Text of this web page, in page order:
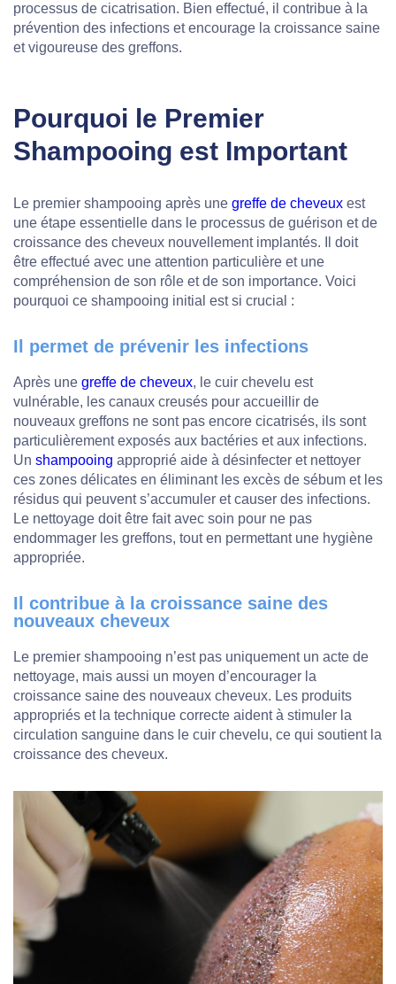
processus de cicatrisation. Bien effectué, il contribue à la
prévention des infections et encourage la croissance saine
et vigoureuse des greffons.
Pourquoi le Premier
Shampooing est Important
Le premier shampooing après une greffe de cheveux est
une étape essentielle dans le processus de guérison et de
croissance des cheveux nouvellement implantés. Il doit
être effectué avec une attention particulière et une
compréhension de son rôle et de son importance. Voici
pourquoi ce shampooing initial est si crucial :
Il permet de prévenir les infections
Après une greffe de cheveux, le cuir chevelu est
vulnérable, les canaux creusés pour accueillir de
nouveaux greffons ne sont pas encore cicatrisés, ils sont
particulièrement exposés aux bactéries et aux infections.
Un shampooing approprié aide à désinfecter et nettoyer
ces zones délicates en éliminant les excès de sébum et les
résidus qui peuvent s’accumuler et causer des infections.
Le nettoyage doit être fait avec soin pour ne pas
endommager les greffons, tout en permettant une hygiène
appropriée.
Il contribue à la croissance saine des
nouveaux cheveux
Le premier shampooing n’est pas uniquement un acte de
nettoyage, mais aussi un moyen d’encourager la
croissance saine des nouveaux cheveux. Les produits
appropriés et la technique correcte aident à stimuler la
circulation sanguine dans le cuir chevelu, ce qui soutient la
croissance des cheveux.